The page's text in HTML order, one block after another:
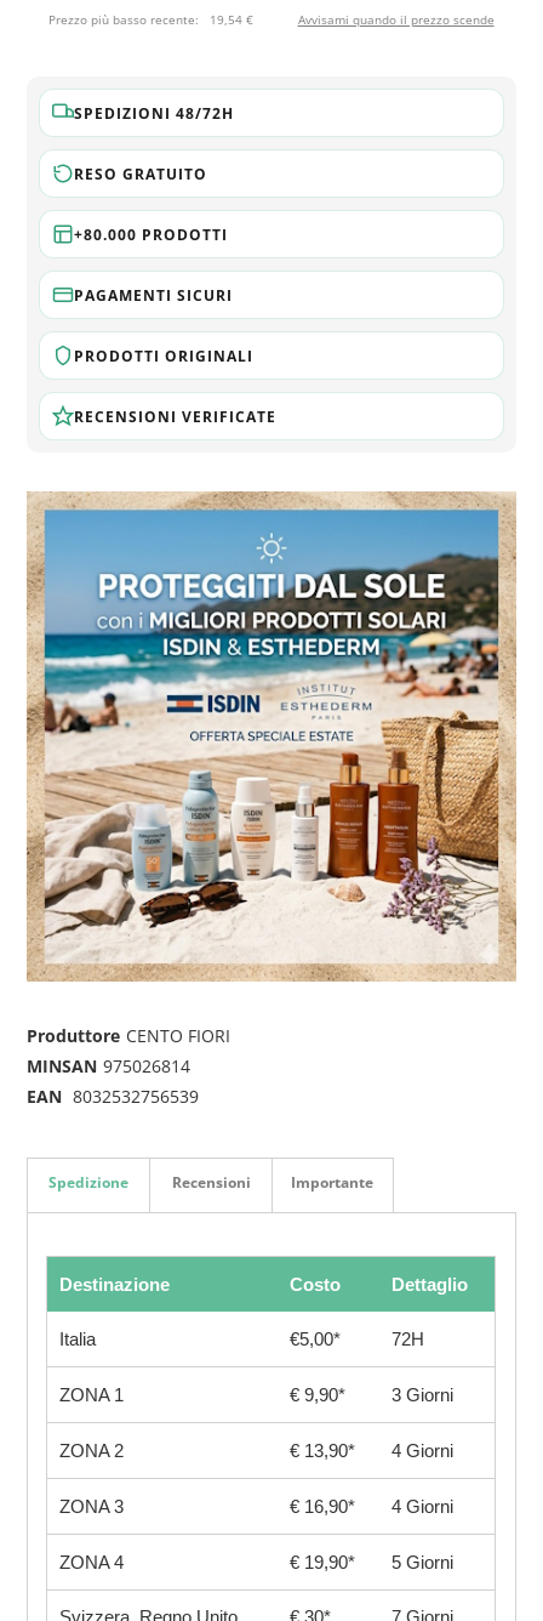
Prezzo più basso recente: 19,54 € Avvisami quando il prezzo scende
SPEDIZIONI 48/72H
RESO GRATUITO
+80.000 PRODOTTI
PAGAMENTI SICURI
PRODOTTI ORIGINALI
RECENSIONI VERIFICATE
Produttore CENTO FIORI
MINSAN 975026814
EAN 8032532756539
Spedizione
Destinazione Costo Dettaglio
Italia €5,00* 72H
ZONA 1 € 9,90* 3 Giorni
ZONA 2 € 13,90* 4 Giorni
ZONA 3 € 16,90* 4 Giorni
ZONA 4 € 19,90* 5 Giorni
Svizzera, Regno Unito € 30* 7 Giorni
Recensioni Importante